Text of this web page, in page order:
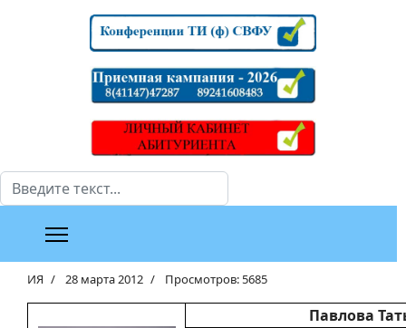
Поиск
ИЯ 28 марта 2012 Просмотров: 5685
Павлова